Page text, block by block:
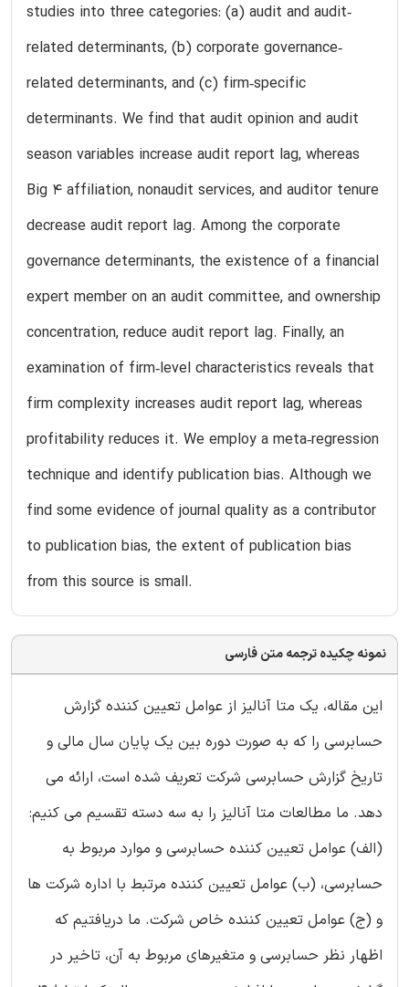
studies into three categories: (a) audit and audit‐
related determinants, (b) corporate governance‐
related determinants, and (c) firm‐specific
determinants. We find that audit opinion and audit
season variables increase audit report lag, whereas
Big 4 affiliation, nonaudit services, and auditor tenure
decrease audit report lag. Among the corporate
governance determinants, the existence of a financial
expert member on an audit committee, and ownership
concentration, reduce audit report lag. Finally, an
examination of firm‐level characteristics reveals that
firm complexity increases audit report lag, whereas
profitability reduces it. We employ a meta‐regression
technique and identify publication bias. Although we
find some evidence of journal quality as a contributor
to publication bias, the extent of publication bias
from this source is small.
نمونه چکیده ترجمه متن فارسی
این مقاله، یک متا آنالیز از عوامل تعيين كننده گزارش
حسابرسی را كه به صورت دوره بین یک پایان سال مالی و
تاریخ گزارش حسابرسی شرکت تعریف شده است، ارائه می
دهد. ما مطالعات متا آنالیز را به سه دسته تقسیم می کنیم:
(الف) عوامل تعیین کننده حسابرسی و موارد مربوط به
حسابرسی، (ب) عوامل تعیین کننده مرتبط با اداره شرکت ها
و (ج) عوامل تعیین کننده خاص شرکت. ما دریافتیم که
اظهار نظر حسابرسی و متغیرهای مربوط به آن، تاخیر در